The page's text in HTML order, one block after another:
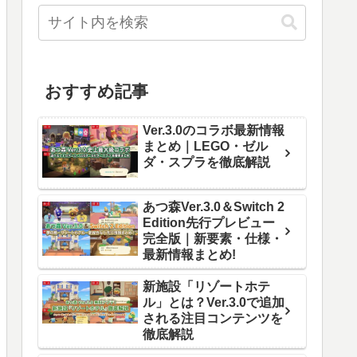
おすすめ記事
Ver.3.0のコラボ最新情報
まとめ｜LEGO・ゼル
ダ・スプラを徹底解説
あつ森Ver.3.0＆Switch 2
Edition先行プレビュー
完全版｜新要素・仕様・
最新情報まとめ!
新施設「リゾートホテ
ル」とは？Ver.3.0で追加
される注目コンテンツを
徹底解説